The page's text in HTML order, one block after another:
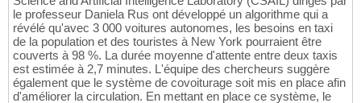
le professeur Daniela Rus ont développé un algorithme qui a
révélé qu'avec 3 000 voitures autonomes, les besoins en taxi
de la population et des touristes à New York pourraient être
couverts à 98 %. La durée moyenne d'attente entre deux taxis
est estimée à 2,7 minutes. L'équipe des chercheurs suggère
également que le système de covoiturage soit mis en place afin
d'améliorer la circulation. En mettant en place ce système, le